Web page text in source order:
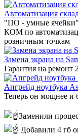
Автоматизация
"ПО - умные
КОМ по
розничным точкам
Замена экрана на
Гарантия на ремонт
Апгрейд ноутбука
Теперь он мощнее и
Заменили
Добавили 4 гб